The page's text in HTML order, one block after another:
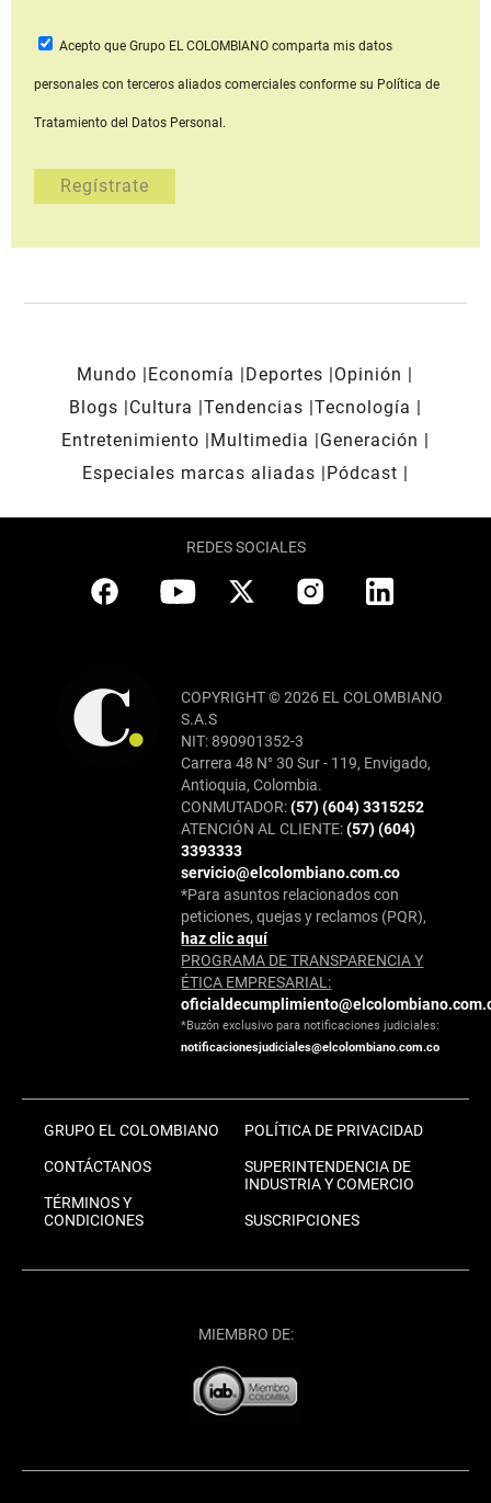
Acepto que Grupo EL COLOMBIANOcomparta mis datos
personales con terceros aliados comerciales conforme su Política de
Tratamiento del Datos Personal.
Mundo Economía Deportes
Opinión
Blogs
Cultura Tendencias Tecnología
Entretenimiento
Multimedia
Generación
Especiales marcas aliadas
Pódcast
REDES SOCIALES
COPYRIGHT © 2026 EL COLOMBIANO
S.A.S
NIT: 890901352-3
Carrera 48 N° 30 Sur - 119, Envigado,
Antioquia, Colombia.
CONMUTADOR:(57) (604) 3315252
ATENCIÓN AL CLIENTE:(57) (604)
3393333
servicio@elcolombiano.com.co
*Para asuntos relacionados con
peticiones, quejas y reclamos (PQR),
haz clic aquí
PROGRAMA DE TRANSPARENCIA Y
ÉTICA EMPRESARIAL:
*Buzón exclusivo para notificaciones judiciales:
notificacionesjudiciales@elcolombiano.com.co
GRUPO EL COLOMBIANO
CONTÁCTANOS
TÉRMINOS Y
CONDICIONES
POLÍTICA DE PRIVACIDAD
SUPERINTENDENCIA DE
INDUSTRIA Y COMERCIO
SUSCRIPCIONES
MIEMBRO DE: